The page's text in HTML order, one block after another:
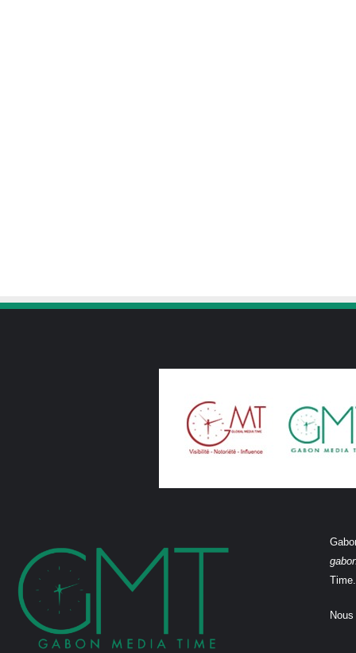
Time.